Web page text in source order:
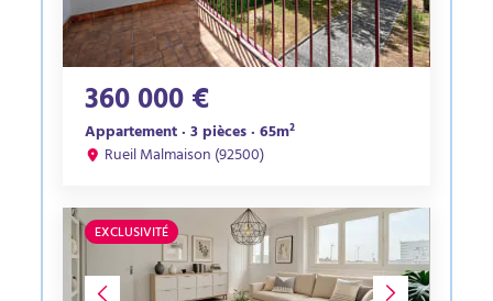
360 000 €
Appartement · 3 pièces · 65m²
Rueil Malmaison (92500)
EXCLUSIVITÉ